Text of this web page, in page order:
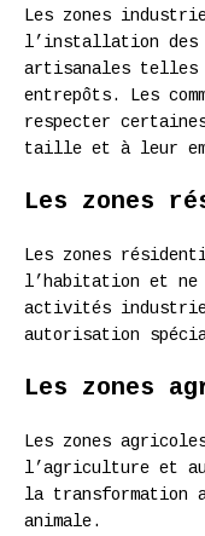
Les zones
l’installation
artisanales telles
entrepôts. Les
respecter
taille et à leur
Les zones
Les zones
l’habitation et ne
activités
autorisation
Les zones
Les zones
l’agriculture et
la transformation
animale.